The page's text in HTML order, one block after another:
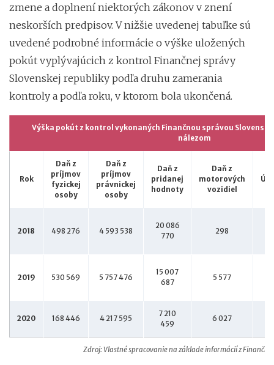
zmene a doplnení niektorých zákonov v znení
neskorších predpisov. V nižšie uvedenej tabuľke sú
uvedené podrobné informácie o výške uložených
pokút vyplývajúcich z kontrol Finančnej správy
Slovenskej republiky podľa druhu zamerania
kontroly a podľa roku, v ktorom bola ukončená.
Zdroj: Vlastné spracovanie na základe informácií z Finančnej
Výška pokút z kontrol vykonaných Finančnou správou
nálezom
Rok
Daň z
príjmov
fyzickej
osoby
Daň z
príjmov
právnickej
osoby
Daň z
pridanej
hodnoty
Daň z
motorových
vozidiel
2018 498 276 4 593 538
20 086
770
298
2019 530 569 5 757 476
15 007
687
5 577
2020 168 446 4 217 595
7 210
459
6 027